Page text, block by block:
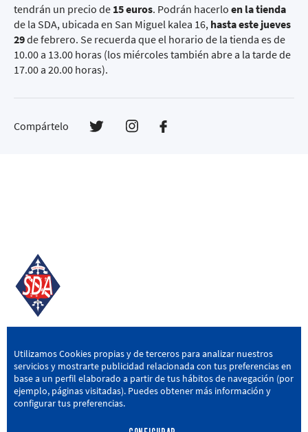
tendrán un precio de 15 euros. Podrán hacerlo en la tienda
de la SDA, ubicada en San Miguel kalea 16, hasta este jueves
29de febrero. Se recuerda que el horario de la tienda es de
10.00 a 13.00 horas (los miércoles también abre a la tarde de
17.00 a 20.00 horas).
Compártelo
SD AMOREBIETA
San Miguel Kalea, 16, 48340 Amorebieta, Bizkaia
946 604 751 | sda@sdamorebieta.eus
Utilizamos Cookies propias y de terceros para analizar nuestros
servicios y mostrarte publicidad relacionada con tus preferencias en
base a un perfil elaborado a partir de tus hábitos de navegación (por
ejemplo, páginas visitadas). Puedes obtener más información y
configurar tus preferencias.